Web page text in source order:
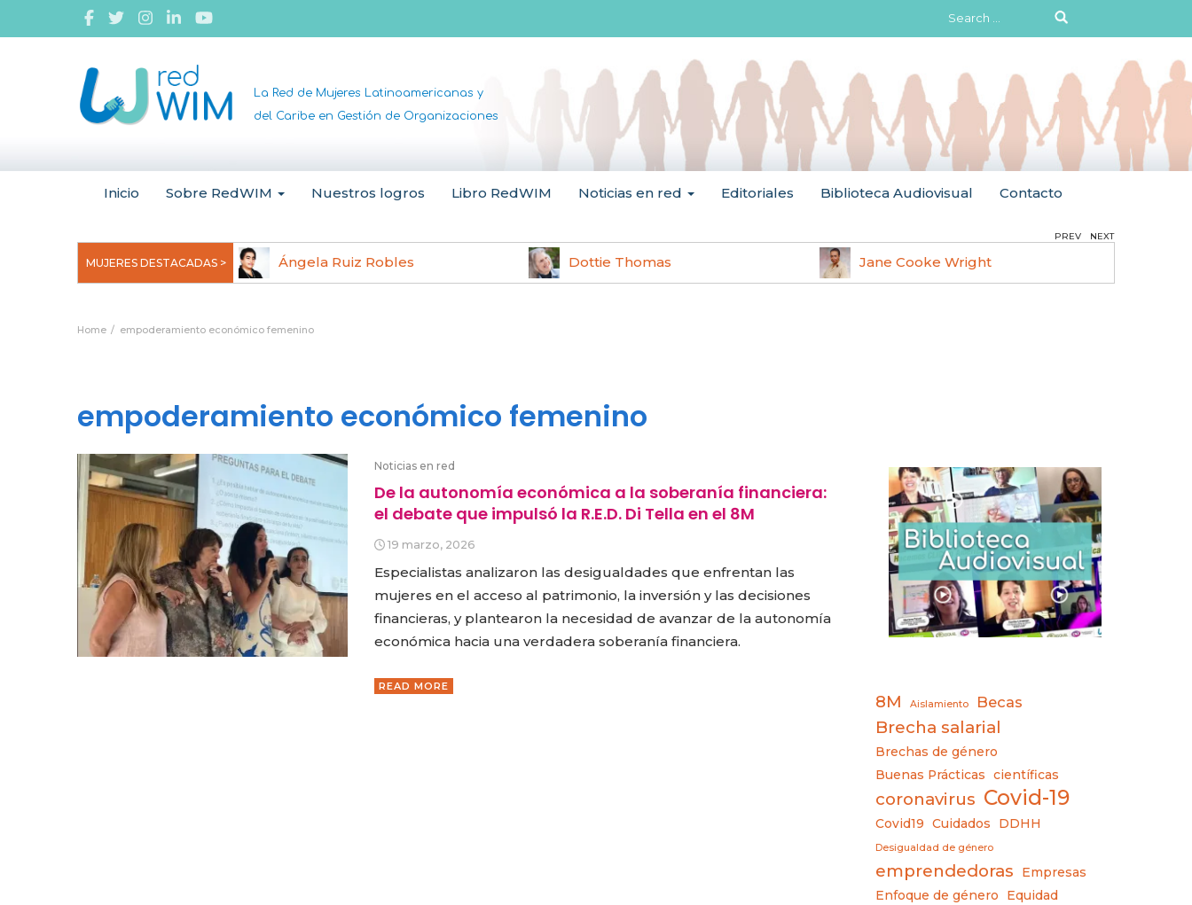
Search
for:
La Red de Mujeres Latinoamericanas y
del Caribe en Gestión de Organizaciones
Inicio Sobre RedWIM Nuestros logros Libro RedWIM Noticias en red Editoriales Biblioteca Audiovisual Contacto
MUJERES DESTACADAS >
Uchegbu, pionera en
Ángela Ruiz Robles Dottie Thomas Jane Cooke Wright
PREV NEXT
Home empoderamiento económico femenino
empoderamiento económico femenino
Noticias en red
De la autonomía económica a la soberanía financiera:
el debate que impulsó la R.E.D. Di Tella en el 8M
19 marzo, 2026
Especialistas analizaron las desigualdades que enfrentan las
mujeres en el acceso al patrimonio, la inversión y las decisiones
financieras, y plantearon la necesidad de avanzar de la autonomía
económica hacia una verdadera soberanía financiera.
READ MORE
8M Aislamiento Becas
Brecha salarial
Brechas de género
Buenas Prácticas
científicas
coronavirus Covid-19
Covid19 Cuidados DDHH
Desigualdad de género
emprendedoras
Empresas
Enfoque de género
Equidad